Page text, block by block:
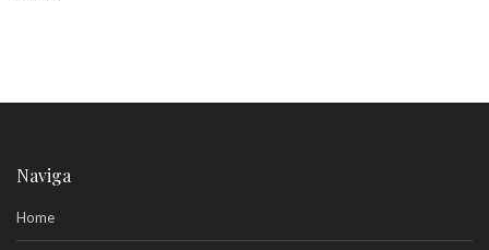
Naviga
Home